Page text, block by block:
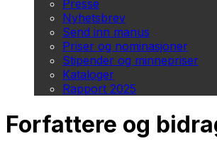
Presse
Nyhetsbrev
Send inn manus
Priser og nominasjoner
Stipender og minnepriser
Kataloger
Rapport 2025
Forfattere og